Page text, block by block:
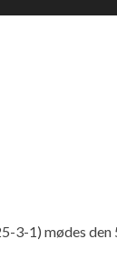
3-1) mødes